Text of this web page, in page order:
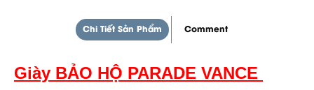
Chi Tiết Sản Phẩm Comment
Giày BẢO HỘ PARADE VANCE